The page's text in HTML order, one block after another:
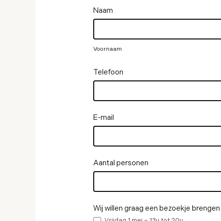
Gervi
Outdoor
x
Flexform
Naam
Voornaam
Telefoon
E-mail
Aantal personen
Wij willen graag een bezoekje